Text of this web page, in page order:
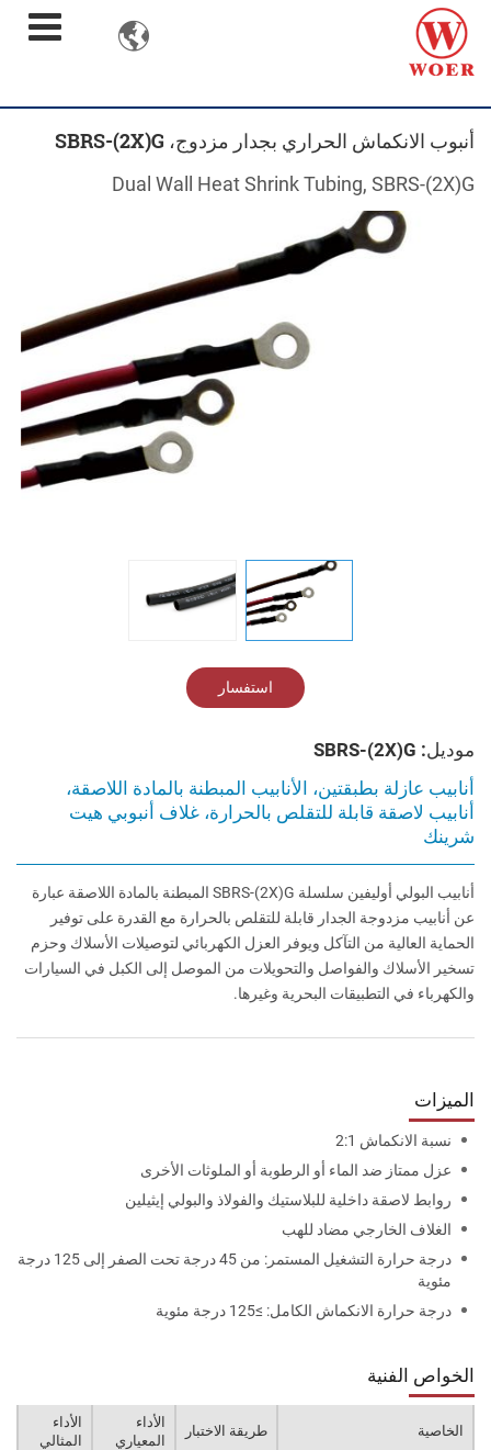

أنبوب الانكماش الحراري بجدار مزدوج، SBRS-(2X)G
Dual Wall Heat Shrink Tubing, SBRS-(2X)G
استفسار
موديل: SBRS-(2X)G
أنابيب عازلة بطبقتين، الأنابيب المبطنة بالمادة اللاصقة،
أنابيب لاصقة قابلة للتقلص بالحرارة، غلاف أنبوبي هيت
شرينك
أنابيب البولي أوليفين سلسلة SBRS-(2X)G المبطنة بالمادة اللاصقة عبارة
عن أنابيب مزدوجة الجدار قابلة للتقلص بالحرارة مع القدرة على توفير
الحماية العالية من التآكل ويوفر العزل الكهربائي لتوصيلات الأسلاك وحزم
تسخير الأسلاك والفواصل والتحويلات من الموصل إلى الكبل في السيارات
والكهرباء في التطبيقات البحرية وغيرها.
الميزات
نسبة الانكماش 2:1
عزل ممتاز ضد الماء أو الرطوبة أو الملوثات الأخرى
روابط لاصقة داخلية للبلاستيك والفولاذ والبولي إيثيلين
الغلاف الخارجي مضاد للهب
درجة حرارة التشغيل المستمر: من 45 درجة تحت الصفر إلى 125 درجة
مئوية
درجة حرارة الانكماش الكامل: ≥125 درجة مئوية
الخواص الفنية
الخاصية طريقة الاختبار
الأداء
المعياري
الأداء
المثالي